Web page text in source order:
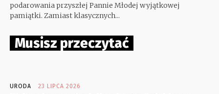
podarowania przyszłej Pannie Młodej wyjątkowej
pamiątki. Zamiast klasycznych...
Musisz przeczytać
URODA 23 LIPCA 2026